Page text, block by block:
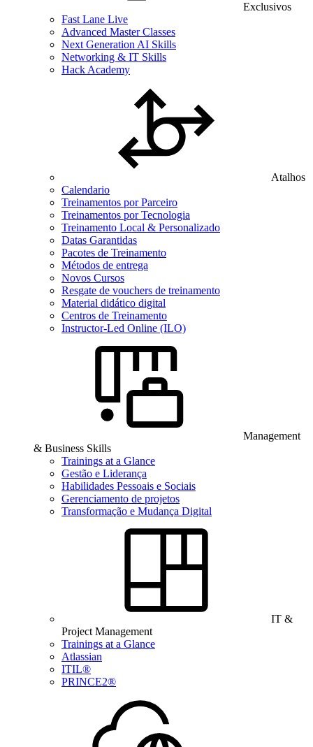
Exclusivos
Fast Lane Live
Advanced Master Classes
Next Generation AI Skills
Networking & IT Skills
Hack Academy
Atalhos
Calendario
Treinamentos por Parceiro
Treinamentos por Tecnologia
Treinamento Local & Personalizado
Datas Garantidas
Pacotes de Treinamento
Métodos de entrega
Novos Cursos
Resgate de vouchers de treinamento
Material didático digital
Centros de Treinamento
Instructor-Led Online (ILO)
Management
& Business Skills
Trainings at a Glance
Gestão e Liderança
Habilidades Pessoais e Sociais
Gerenciamento de projetos
Transformação e Mudança Digital
IT &
Project Management
Trainings at a Glance
Atlassian
ITIL®
PRINCE2®